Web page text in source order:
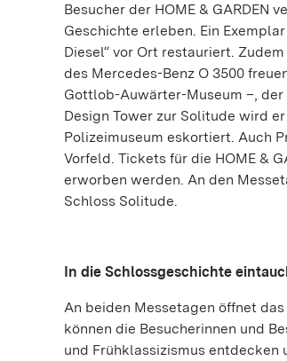
Besucher der HOME & GARDEN
Geschichte erleben. Ein
Diesel“ vor Ort restauriert.
des Mercedes-Benz O 3500
Gottlob-Auwärter-Museum –,
Design Tower zur Solitude wird
Polizeimuseum eskortiert. Auch
Vorfeld. Tickets für die HOME &
erworben werden. An den
Schloss Solitude.
In die Schlossgeschichte
An beiden Messetagen öffnet
können die Besucherinnen und
und Frühklassizismus entdecken